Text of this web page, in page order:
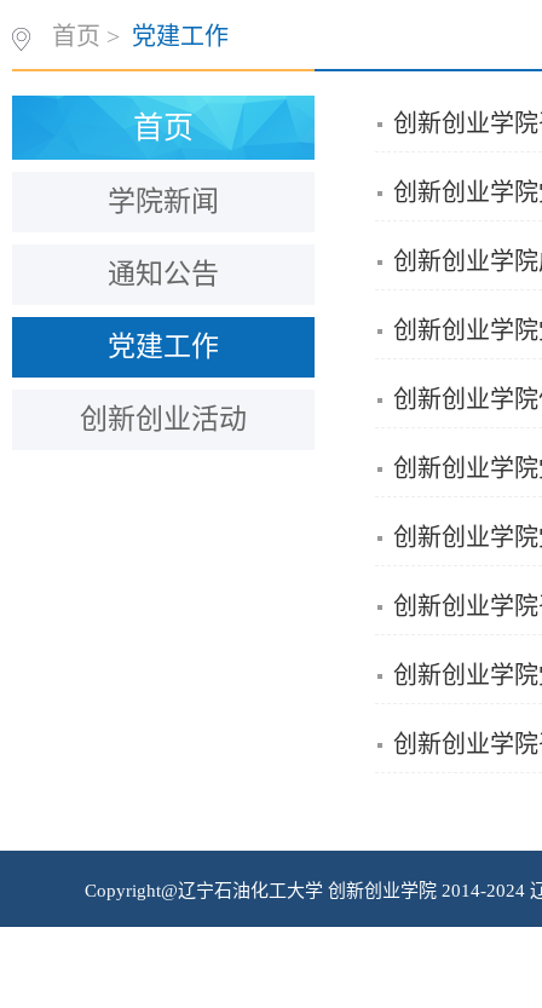
首页 > 党建工作
首页
学院新闻
通知公告
党建工作
创新创业活动
创新创业学
创新创业学
创新创业学
创新创业学
创新创业学
创新创业学
创新创业学
创新创业学
创新创业学
创新创业学
Copyright@辽宁石油化工大学 创新创业学院 2014-2024